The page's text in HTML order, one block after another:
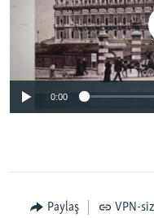
No media
0:00
Paylaş VPN-